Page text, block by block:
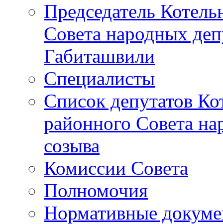
Председатель
Совета народных
Габиташвили
Специалисты
Список депутатов
районного Совета
созыва
Комиссии Совета
Полномочия
Нормативные